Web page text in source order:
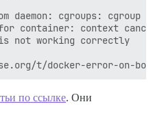
daemon: cgroups: cgroup
container: context
not working correctly
по ссылке. Они